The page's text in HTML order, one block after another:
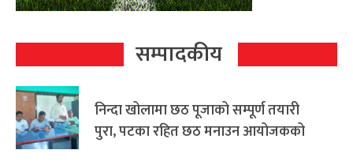
सम्पादकीय
निन्दा खोलामा छठ पूजाको सम्पूर्ण तयारी
पुरा, पटका रहित छठ मनाउन आयोजकको